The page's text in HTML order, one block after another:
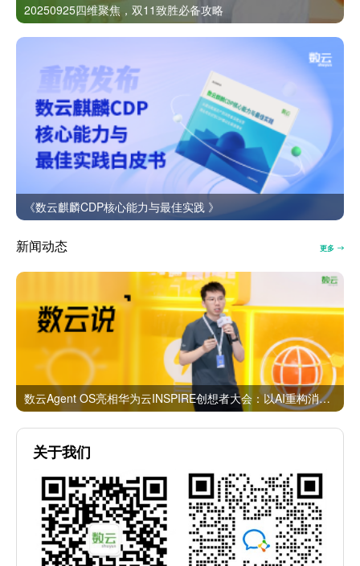
20250925四维聚焦，双11致胜必备攻略
《数云麒麟CDP核心能力与最佳实践 》
新闻动态 更多
数云Agent OS亮相华为云INSPIRE创想者大会：以AI重构消费者运营与零售营销新范式
关于我们